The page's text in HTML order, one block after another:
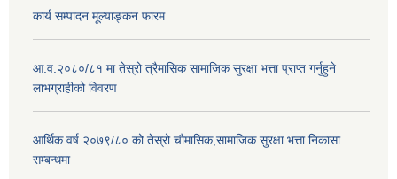
कार्य सम्पादन मूल्याङ्कन फारम
आ.व.२०८०/८१ मा तेस्रो त्रैमासिक सामाजिक सुरक्षा भत्ता प्राप्त गर्नुहुने
लाभग्राहीको विवरण
आर्थिक वर्ष २०७९/८० को तेस्रो चौमासिक,सामाजिक सुरक्षा भत्ता निकासा
सम्बन्धमा